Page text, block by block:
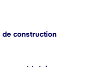
de construction